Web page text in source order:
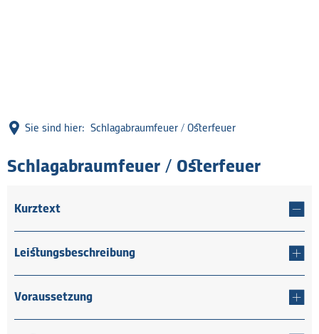
Sie sind hier: Schlagabraumfeuer / Osterfeuer
Schlagabraumfeuer / Osterfeuer
Kurztext
Leistungsbeschreibung
Voraussetzung